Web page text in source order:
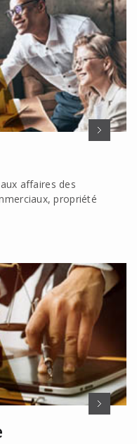
affaires des
propriété